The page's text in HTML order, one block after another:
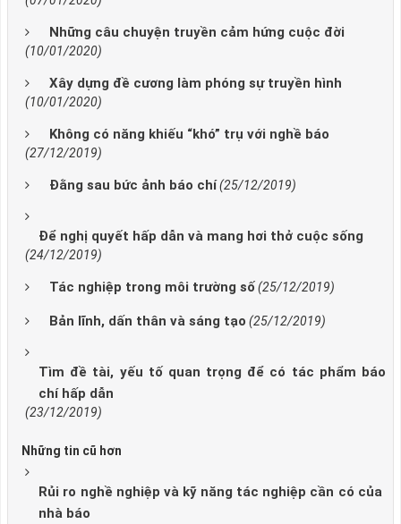
Những câu chuyện truyền cảm hứng cuộc đời
(10/01/2020)
Xây dựng đề cương làm phóng sự truyền hình
(10/01/2020)
Không có năng khiếu “khó” trụ với nghề báo
(27/12/2019)
Đằng sau bức ảnh báo chí(25/12/2019)
Để nghị quyết hấp dẫn và mang hơi thở cuộc sống
(24/12/2019)
Tác nghiệp trong môi trường số(25/12/2019)
Bản lĩnh, dấn thân và sáng tạo (25/12/2019)
Tìm đề tài, yếu tố quan trọng để có tác phẩm báo
chí hấp dẫn
(23/12/2019)
Những tin cũ hơn
Rủi ro nghề nghiệp và kỹ năng tác nghiệp cần có của
nhà báo